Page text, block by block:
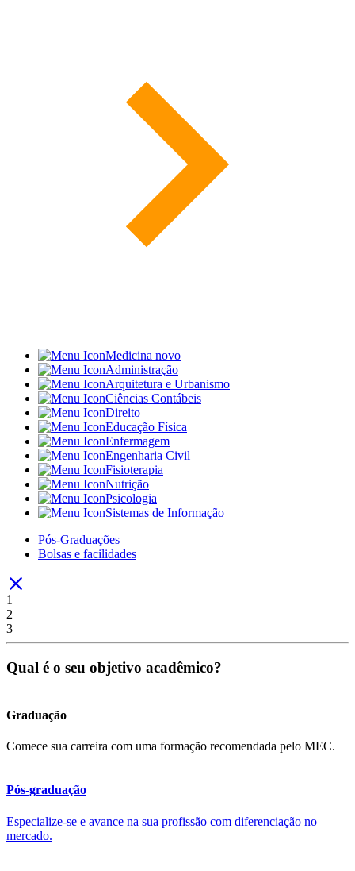
Medicina novo
Administração
Arquitetura e Urbanismo
Ciências Contábeis
Direito
Educação Física
Enfermagem
Engenharia Civil
Fisioterapia
Nutrição
Psicologia
Sistemas de Informação
Pós-Graduações
Bolsas e facilidades
1
2
3
Qual é o seu objetivo acadêmico?
Graduação
Comece sua carreira com uma formação recomendada pelo MEC.
Pós-graduação
Especialize-se e avance na sua profissão com diferenciação no
mercado.